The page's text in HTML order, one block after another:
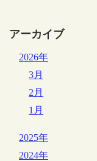
アーカイブ
2026年
3月
2月
1月
2025年
2024年